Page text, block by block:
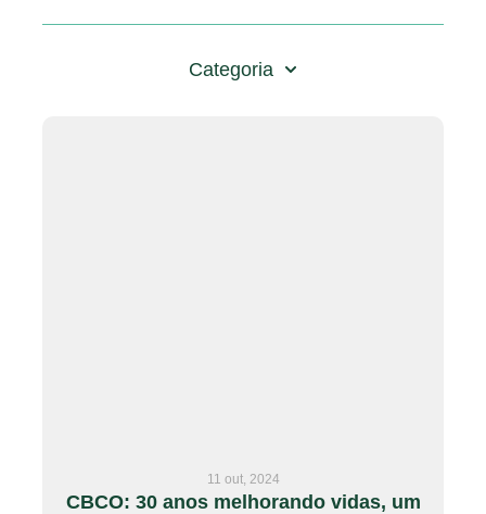
Categoria
11 out, 2024
CBCO: 30 anos melhorando vidas, um